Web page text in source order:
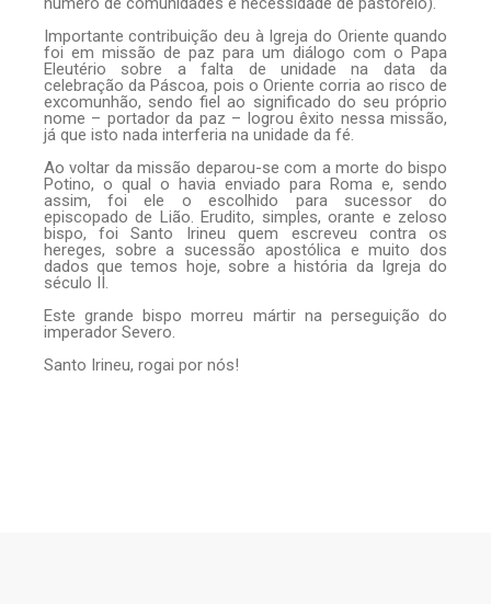
Importante contribuição deu à Igreja do Oriente quando
foi em missão de paz para um diálogo com o Papa
Eleutério sobre a falta de unidade na data da
celebração da Páscoa, pois o Oriente corria ao risco de
excomunhão, sendo fiel ao significado do seu próprio
nome – portador da paz – logrou êxito nessa missão,
já que isto nada interferia na unidade da fé.
Ao voltar da missão deparou-se com a morte do bispo
Potino, o qual o havia enviado para Roma e, sendo
assim, foi ele o escolhido para sucessor do
episcopado de Lião. Erudito, simples, orante e zeloso
bispo, foi Santo Irineu quem escreveu contra os
hereges, sobre a sucessão apostólica e muito dos
dados que temos hoje, sobre a história da Igreja do
século II.
Este grande bispo morreu mártir na perseguição do
imperador Severo.
Santo Irineu, rogai por nós!